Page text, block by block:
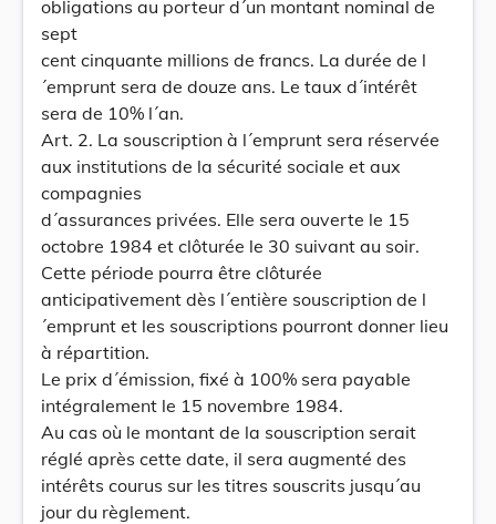
obligations au porteur d´un montant nominal de
sept
cent cinquante millions de francs. La durée de l
´emprunt sera de douze ans. Le taux d´intérêt
sera de 10% l´an.
Art. 2. La souscription à l´emprunt sera réservée
aux institutions de la sécurité sociale et aux
compagnies
d´assurances privées. Elle sera ouverte le 15
octobre 1984 et clôturée le 30 suivant au soir.
Cette période pourra être clôturée
anticipativement dès l´entière souscription de l
´emprunt et les souscriptions pourront donner lieu
à répartition.
Le prix d´émission, fixé à 100% sera payable
intégralement le 15 novembre 1984.
Au cas où le montant de la souscription serait
réglé après cette date, il sera augmenté des
intérêts courus sur les titres souscrits jusqu´au
jour du règlement.